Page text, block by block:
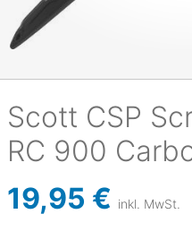
Scott CSP
RC 900
19,95 € inkl. MwSt.